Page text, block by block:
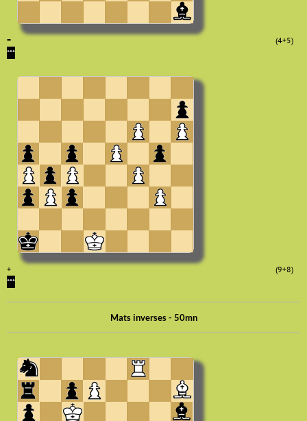
=
(4+5)
***
+
(9+8)
***
Mats inverses - 50mn